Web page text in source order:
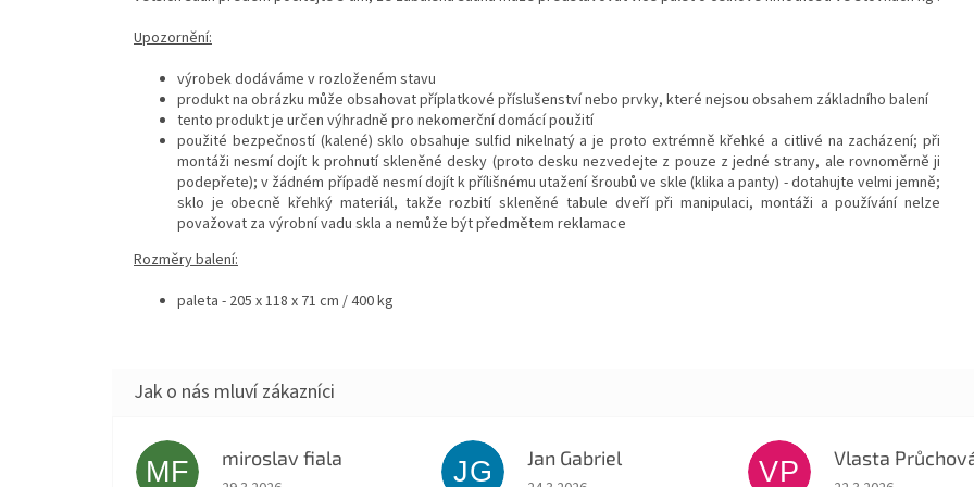
Upozornění:
výrobek dodáváme v rozloženém stavu
produkt na obrázku může obsahovat příplatkové příslušenství nebo prvky, které nejsou obsahem základního balení
tento produkt je určen výhradně pro nekomerční domácí použití
použité bezpečností (kalené) sklo obsahuje sulfid nikelnatý a je proto extrémně křehké a citlivé na zacházení; při
montáži nesmí dojít k prohnutí skleněné desky (proto desku nezvedejte z pouze z jedné strany, ale rovnoměrně ji
podepřete); v žádném případě nesmí dojít k přílišnému utažení šroubů ve skle (klika a panty) - dotahujte velmi jemně;
sklo je obecně křehký materiál, takže rozbití skleněné tabule dveří při manipulaci, montáži a používání nelze
považovat za výrobní vadu skla a nemůže být předmětem reklamace
Rozměry balení:
paleta - 205 x 118 x 71 cm / 400 kg
MF miroslav fiala
Hodnocení obchodu je 5 z 5 hvězdiček.JG Jan Gabriel
Hodnocení obchodu je 5 z 5 hvězdiček.VP Vlasta
Hodnocení obchodu